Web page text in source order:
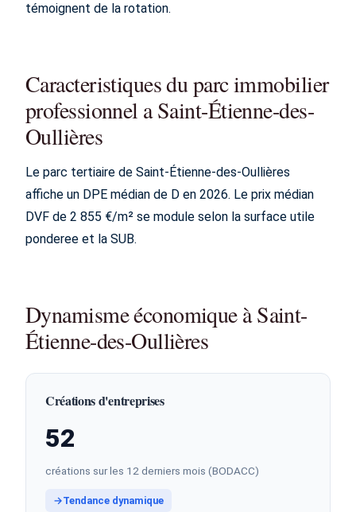
témoignent de la rotation.
Caracteristiques du parc immobilier
professionnel a Saint-Étienne-des-
Oullières
Le parc tertiaire de Saint-Étienne-des-Oullières
affiche un DPE médian de D en 2026. Le prix médian
DVF de 2 855 €/m² se module selon la surface utile
ponderee et la SUB.
Dynamisme économique à Saint-
Étienne-des-Oullières
Créations d'entreprises
52
créations sur les 12 derniers mois (BODACC)
→Tendance dynamique